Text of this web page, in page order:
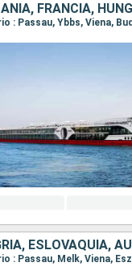
FRANCIA,
ESLOVAQUIA,
: Passau, Melk, Viena,